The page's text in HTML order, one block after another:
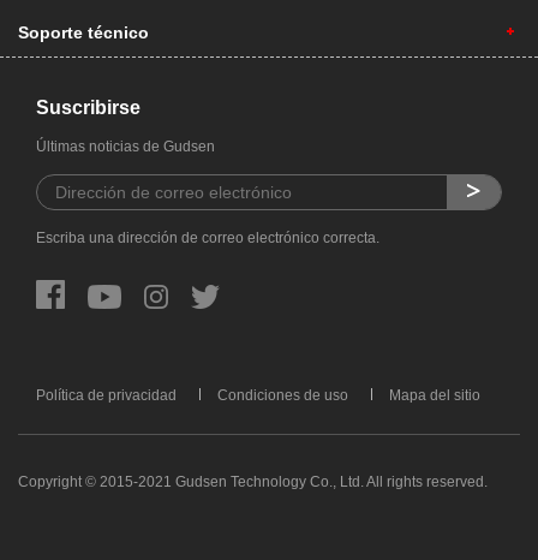
Soporte técnico
Suscribirse
Últimas noticias de Gudsen
Escriba una dirección de correo electrónico correcta.
Política de privacidad Condiciones de uso Mapa del sitio
Copyright © 2015-2021 Gudsen Technology Co., Ltd. All rights reserved.